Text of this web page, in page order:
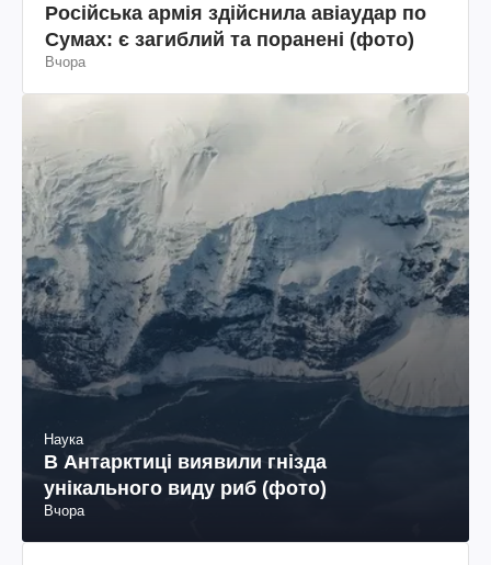
Російська армія здійснила авіаудар по
Сумах: є загиблий та поранені (фото)
Вчора
Наука
В Антарктиці виявили гнізда
унікального виду риб (фото)
Вчора